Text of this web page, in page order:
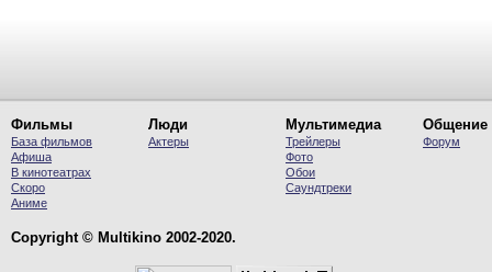
Фильмы
База фильмов
Афиша
В кинотеатрах
Скоро
Аниме
Люди
Актеры
Мультимедиа
Трейлеры
Фото
Обои
Саундтреки
Общение
Форум
Copyright © Multikino 2002-2020.